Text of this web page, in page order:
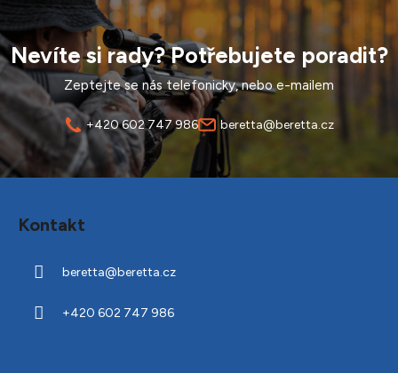
Nevíte si rady? Potřebujete poradit?
Zeptejte se nás telefonicky, nebo e-mailem
+420 602 747 986 beretta@beretta.cz
Kontakt
beretta@beretta.cz
+420 602 747 986